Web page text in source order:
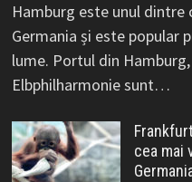
Hamburg este unul
Germania și este popular
lume. Portul din
Elbphilharmonie sunt…
cea mai